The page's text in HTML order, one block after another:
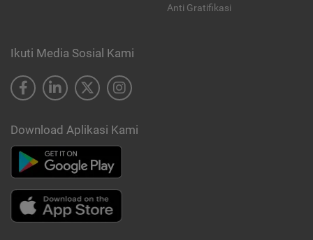
Anti Gratifikasi
Ikuti Media Sosial Kami
Download Aplikasi Kami